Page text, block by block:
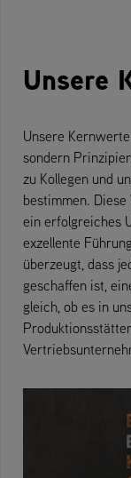
Unsere
Unsere
sondern
zu Kollegen und
bestimmen.
ein erfolgreiches
exzellente
überzeugt, dass
geschaffen ist,
gleich, ob es in